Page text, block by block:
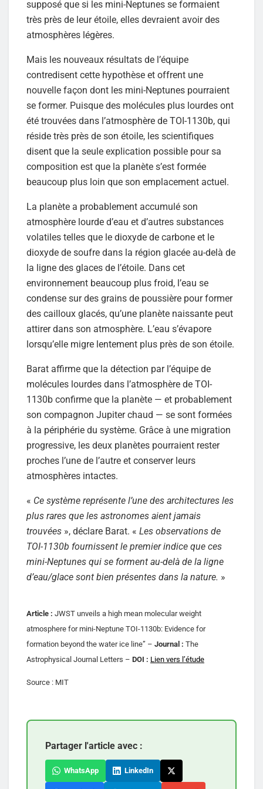
supposé que si les mini-Neptunes se formaient
très près de leur étoile, elles devraient avoir des
atmosphères légères.
Mais les nouveaux résultats de l’équipe
contredisent cette hypothèse et offrent une
nouvelle façon dont les mini-Neptunes pourraient
se former. Puisque des molécules plus lourdes ont
été trouvées dans l’atmosphère de TOI-1130b, qui
réside très près de son étoile, les scientifiques
disent que la seule explication possible pour sa
composition est que la planète s’est formée
beaucoup plus loin que son emplacement actuel.
La planète a probablement accumulé son
atmosphère lourde d’eau et d’autres substances
volatiles telles que le dioxyde de carbone et le
dioxyde de soufre dans la région glacée au-delà de
la ligne des glaces de l’étoile. Dans cet
environnement beaucoup plus froid, l’eau se
condense sur des grains de poussière pour former
des cailloux glacés, qu’une planète naissante peut
attirer dans son atmosphère. L’eau s’évapore
lorsqu’elle migre lentement plus près de son étoile.
Barat affirme que la détection par l’équipe de
molécules lourdes dans l’atmosphère de TOI-
1130b confirme que la planète — et probablement
son compagnon Jupiter chaud — se sont formées
à la périphérie du système. Grâce à une migration
progressive, les deux planètes pourraient rester
proches l’une de l’autre et conserver leurs
atmosphères intactes.
« Ce système représente l’une des architectures les
plus rares que les astronomes aient jamais
trouvées », déclare Barat. « Les observations de
TOI-1130b fournissent le premier indice que ces
mini-Neptunes qui se forment au-delà de la ligne
d’eau/glace sont bien présentes dans la nature. »
Article : JWST unveils a high mean molecular weight
atmosphere for mini-Neptune TOI-1130b: Evidence for
formation beyond the water ice line” – Journal : The
Astrophysical Journal Letters – DOI : Lien vers l’étude
Source : MIT
Partager l'article avec :
WhatsApp LinkedIn